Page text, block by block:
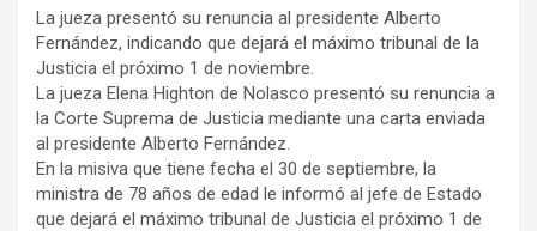
La jueza presentó su renuncia al presidente Alberto
Fernández, indicando que dejará el máximo tribunal de la
Justicia el próximo 1 de noviembre.
La jueza Elena Highton de Nolasco presentó su renuncia a
la Corte Suprema de Justicia mediante una carta enviada
al presidente Alberto Fernández.
En la misiva que tiene fecha el 30 de septiembre, la
ministra de 78 años de edad le informó al jefe de Estado
que dejará el máximo tribunal de Justicia el próximo 1 de